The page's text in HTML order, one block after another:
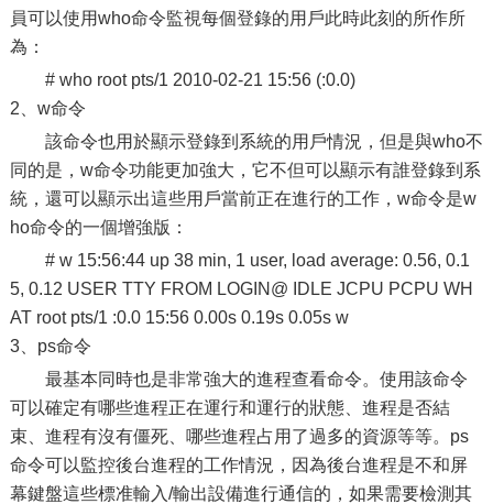
員可以使用who命令監視每個登錄的用戶此時此刻的所作所
為：
# who root pts/1 2010-02-21 15:56 (:0.0)
2、w命令
該命令也用於顯示登錄到系統的用戶情況，但是與who不
同的是，w命令功能更加強大，它不但可以顯示有誰登錄到系
統，還可以顯示出這些用戶當前正在進行的工作，w命令是w
ho命令的一個增強版：
# w 15:56:44 up 38 min, 1 user, load average: 0.56, 0.1
5, 0.12 USER TTY FROM LOGIN@ IDLE JCPU PCPU WH
AT root pts/1 :0.0 15:56 0.00s 0.19s 0.05s w
3、ps命令
最基本同時也是非常強大的進程查看命令。使用該命令
可以確定有哪些進程正在運行和運行的狀態、進程是否結
束、進程有沒有僵死、哪些進程占用了過多的資源等等。ps
命令可以監控後台進程的工作情況，因為後台進程是不和屏
幕鍵盤這些標准輸入/輸出設備進行通信的，如果需要檢測其